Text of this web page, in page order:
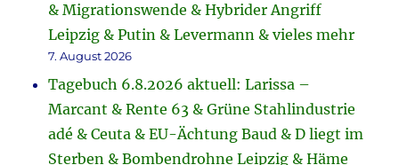
& Migrationswende & Hybrider Angriff
Leipzig & Putin & Levermann & vieles mehr
7. August 2026
Tagebuch 6.8.2026 aktuell: Larissa –
Marcant & Rente 63 & Grüne Stahlindustrie
adé & Ceuta & EU-Ächtung Baud & D liegt im
Sterben & Bombendrohne Leipzig & Häme